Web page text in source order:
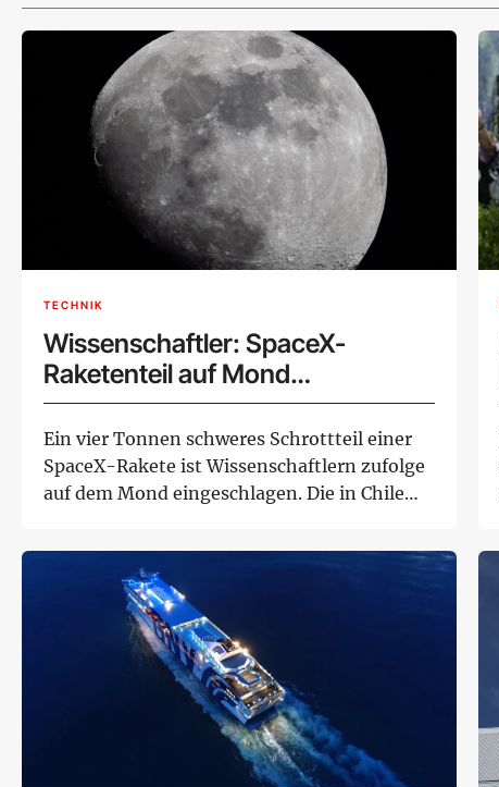
TECHNIK
Wissenschaftler: SpaceX-
Raketenteil auf Mond
eingeschlagen
Ein vier Tonnen schweres Schrottteil einer
SpaceX-Rakete ist Wissenschaftlern zufolge
auf dem Mond eingeschlagen. Die in Chile